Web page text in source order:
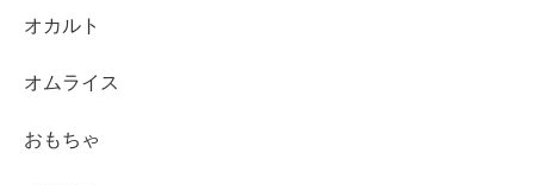
オカルト
オムライス
おもちゃ